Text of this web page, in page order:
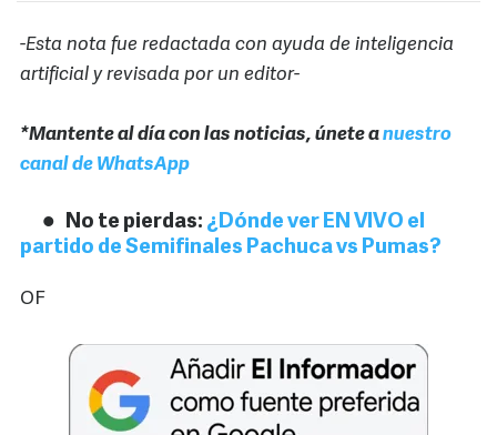
-Esta nota fue redactada con ayuda de inteligencia
artificial y revisada por un editor-
*Mantente al día con las noticias, únete anuestro
canal de WhatsApp
No te pierdas: ¿Dónde ver EN VIVO el
partido de Semifinales Pachuca vs Pumas?
OF